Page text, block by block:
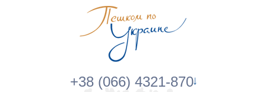
+38 (066) 4321-870